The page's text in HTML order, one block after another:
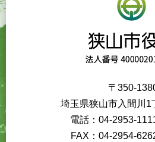
〒350-
埼玉県狭山市入間川1
電話：04-2953-
FAX：04-2954-